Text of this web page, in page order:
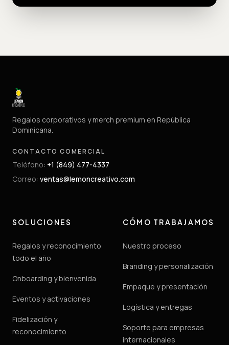
Regalos corporativos y merch premium en República
Dominicana.
CONTACTO COMERCIAL
Teléfono: +1 (849) 477-4337
Correo: ventas@lemoncreativo.com
SOLUCIONES
Regalos y reconocimiento
todo el año
Onboarding y bienvenida
Eventos y activaciones
Fidelización y
reconocimiento
CÓMO TRABAJAMOS
Nuestro proceso
Branding y personalización
Empaque y presentación
Logística y entregas
Soporte para empresas
internacionales